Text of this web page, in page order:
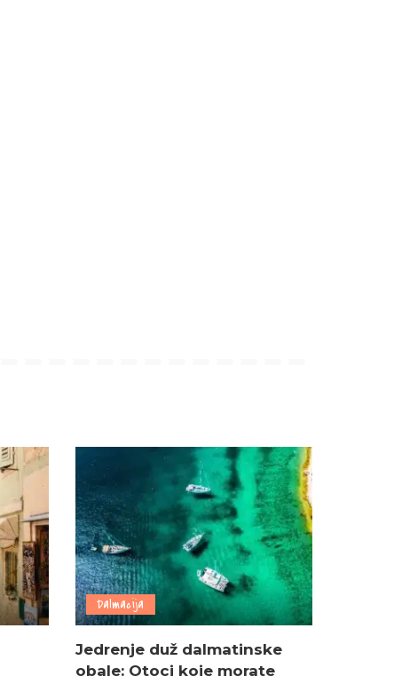
Dalmacija
Jedrenje duž dalmatinske
obale: Otoci koje morate